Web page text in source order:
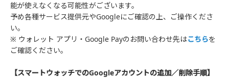
能が使えなくなる可能性がございます。
予め各種サービス提供元やGoogleにご確認の上、ご操作くださ
い。
※ ウォレット アプリ・Google Payのお問い合わせ先はこちらを
ご確認ください。
【スマートウォッチでのGoogleアカウントの追加／削除手順】